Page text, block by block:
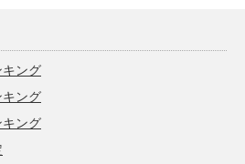
ング
ング
ング